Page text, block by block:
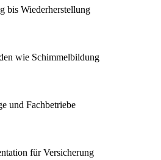
bis Wiederherstellung
wie Schimmelbildung
und Fachbetriebe
für Versicherung